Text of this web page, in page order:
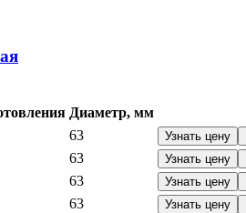
Диаметр, мм
63 Узнать цену
63 Узнать цену
63 Узнать цену
63 Узнать цену